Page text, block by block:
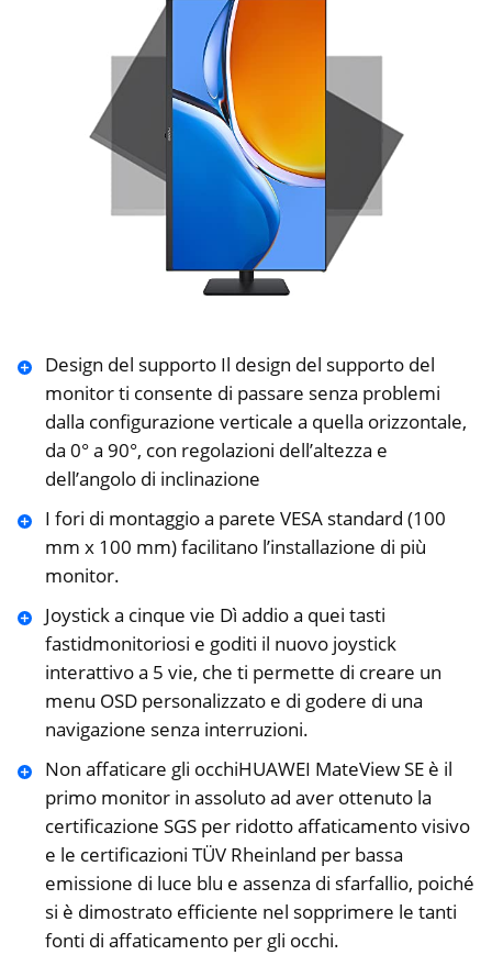
Design del supporto Il design del supporto del
monitor ti consente di passare senza problemi
dalla configurazione verticale a quella orizzontale,
da 0° a 90°, con regolazioni dell’altezza e
dell’angolo di inclinazione
I fori di montaggio a parete VESA standard (100
mm x 100 mm) facilitano l’installazione di più
monitor.
Joystick a cinque vie Dì addio a quei tasti
fastidmonitoriosi e goditi il nuovo joystick
interattivo a 5 vie, che ti permette di creare un
menu OSD personalizzato e di godere di una
navigazione senza interruzioni.
Non affaticare gli occhiHUAWEI MateView SE è il
primo monitor in assoluto ad aver ottenuto la
certificazione SGS per ridotto affaticamento visivo
e le certificazioni TÜV Rheinland per bassa
emissione di luce blu e assenza di sfarfallio, poiché
si è dimostrato efficiente nel sopprimere le tanti
fonti di affaticamento per gli occhi.